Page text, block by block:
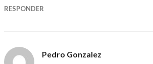
RESPONDER
Pedro Gonzalez